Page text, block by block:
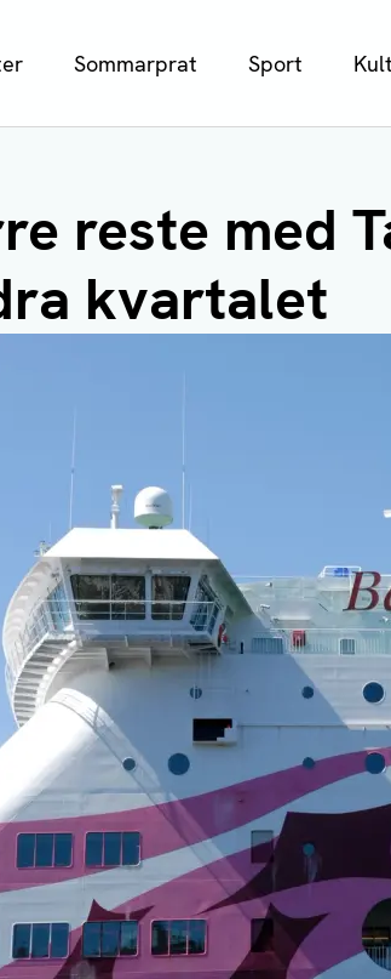
Sommarprat Sport
reste med
kvartalet